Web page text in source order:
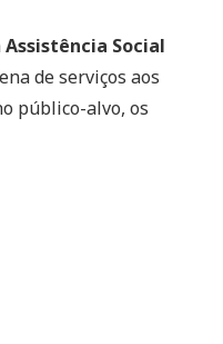
Assistência Social
de serviços aos
público-alvo, os